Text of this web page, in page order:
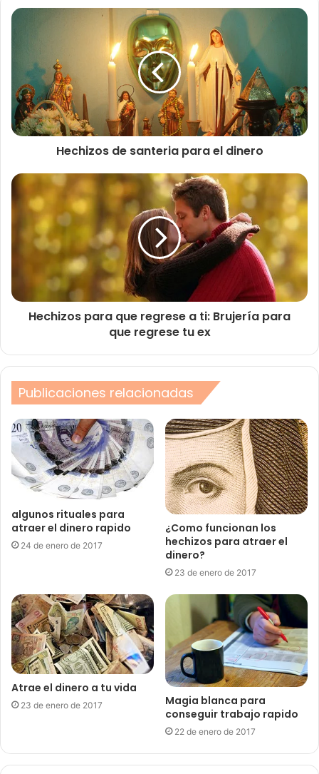
Hechizos de santeria para el dinero
Hechizos para que regrese a ti: Brujería para
que regrese tu ex
Publicaciones relacionadas
algunos rituales para
atraer el dinero rapido
24 de enero de 2017
¿Como funcionan los
hechizos para atraer el
dinero?
23 de enero de 2017
Atrae el dinero a tu vida
23 de enero de 2017
Magia blanca para
conseguir trabajo rapido
22 de enero de 2017